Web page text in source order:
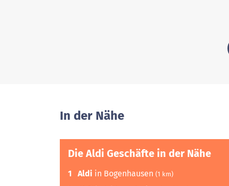
In der Nähe
Die Aldi Geschäfte in der Nähe
1 Aldi in Bogenhausen (1 km)